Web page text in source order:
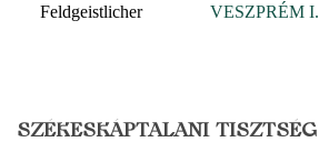
Feldgeistlicher VESZPRÉM I.
SZÉKESKÁPTALANI TISZTSÉG